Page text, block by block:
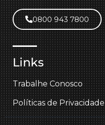
0800 943 7800
Links
Trabalhe Conosco
Políticas de Privacidade